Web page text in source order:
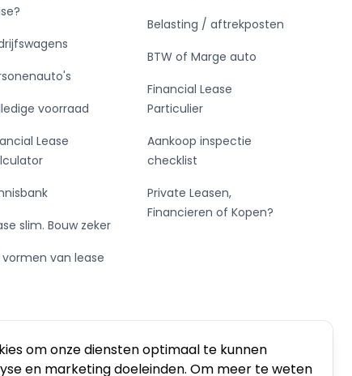
om onze diensten optimaal te kunnen
en marketing doeleinden. Om meer te weten
voorraad
Lease
slim. Bouw zeker
vormen van lease
Belasting / aftrekposten
BTW of Marge auto
Financial Lease
Particulier
Aankoop inspectie
checklist
Private Leasen,
Financieren of Kopen?